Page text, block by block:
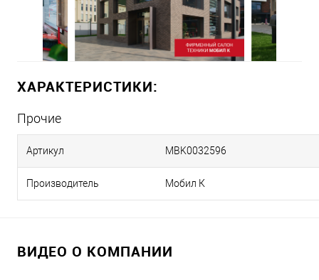
ХАРАКТЕРИСТИКИ:
Прочие
Артикул MBK0032596
Производитель Мобил К
ВИДЕО О КОМПАНИИ